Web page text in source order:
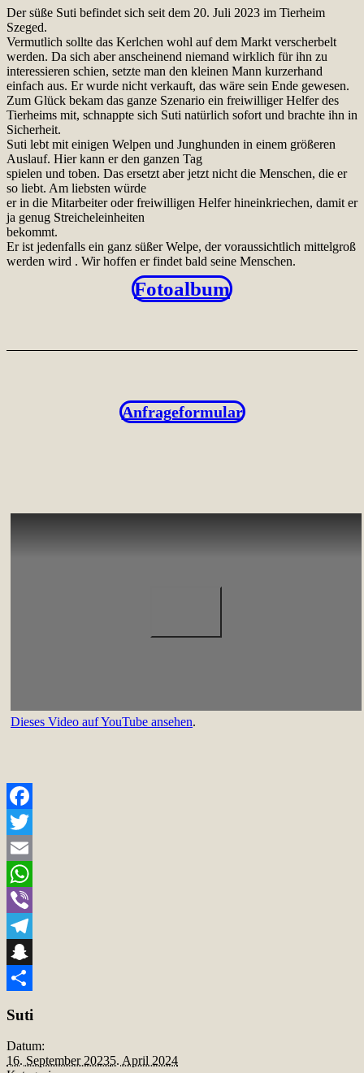
Der süße Suti befindet sich seit dem 20. Juli 2023 im Tierheim
Szeged.
Vermutlich sollte das Kerlchen wohl auf dem Markt verscherbelt
werden. Da sich aber anscheinend niemand wirklich für ihn zu
interessieren schien, setzte man den kleinen Mann kurzerhand
einfach aus. Er wurde nicht verkauft, das wäre sein Ende gewesen.
Zum Glück bekam das ganze Szenario ein freiwilliger Helfer des
Tierheims mit, schnappte sich Suti natürlich sofort und brachte ihn in
Sicherheit.
Suti lebt mit einigen Welpen und Junghunden in einem größeren
Auslauf. Hier kann er den ganzen Tag
spielen und toben. Das ersetzt aber jetzt nicht die Menschen, die er
so liebt. Am liebsten würde
er in die Mitarbeiter oder freiwilligen Helfer hineinkriechen, damit er
ja genug Streicheleinheiten
bekommt.
Er ist jedenfalls ein ganz süßer Welpe, der voraussichtlich mittelgroß
werden wird . Wir hoffen er findet bald seine Menschen.
Fotoalbum
Anfrageformular
Dieses Video auf YouTube ansehen.
Facebook
Twitter
Email
WhatsApp
Viber
Telegram
Snapchat
Suti
Datum:
16. September 20235. April 2024